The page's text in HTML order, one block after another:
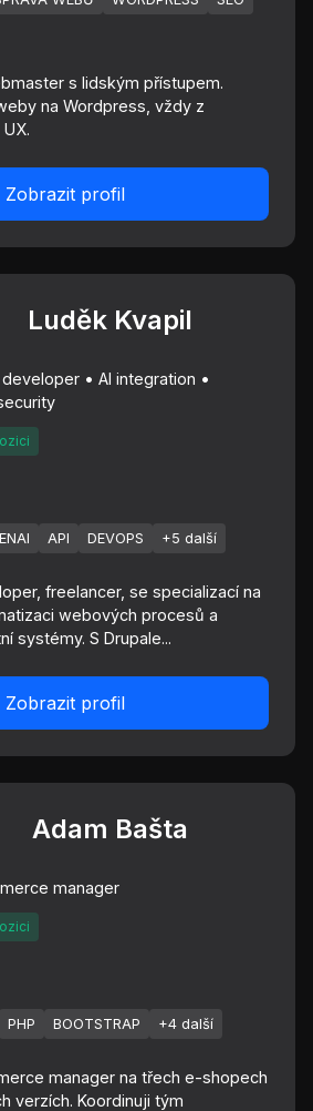
s lidským přístupem.
na Wordpress, vždy z
Zobrazit profil
Luděk Kvapil
• AI integration •
API DEVOPS +5 další
freelancer, se specializací na
webových procesů a
systémy. S Drupale...
Zobrazit profil
Adam Bašta
manager
PHP BOOTSTRAP +4 další
manager na třech e-shopech
verzích. Koordinuji tým